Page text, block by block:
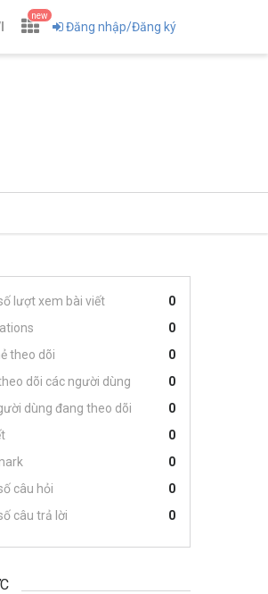
new
Đăng nhập/Đăng ký
lượt xem bài viết
0
0
theo dõi
0
dõi các người dùng
0
dùng đang theo dõi
0
0
0
câu hỏi
0
câu trả lời
0